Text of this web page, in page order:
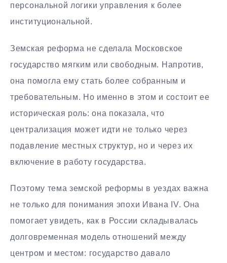
персональной логики управления к более
институциональной.
Земская реформа не сделала Московское
государство мягким или свободным. Напротив,
она помогла ему стать более собранным и
требовательным. Но именно в этом и состоит ее
историческая роль: она показала, что
централизация может идти не только через
подавление местных структур, но и через их
включение в работу государства.
Поэтому тема земской реформы в уездах важна
не только для понимания эпохи Ивана IV. Она
помогает увидеть, как в России складывалась
долговременная модель отношений между
центром и местом: государство давало